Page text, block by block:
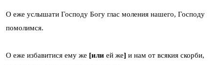
О еже услышати Господу Богу глас моления нашего, Господу
помолимся.
О еже избавитися ему же [или ей же] и нам от всякия скорби,